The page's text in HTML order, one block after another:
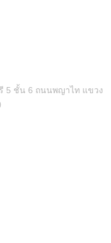
5 ชั้น 6 ถนนพญาไท แขวง